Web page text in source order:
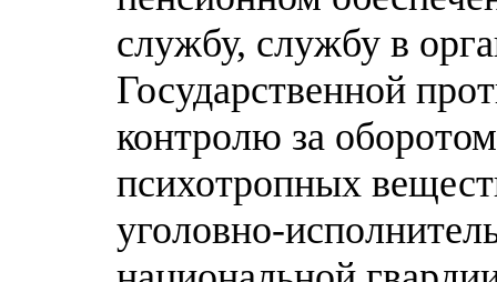
службу, службу в
Государственной
контролю за
психотропных
уголовно-